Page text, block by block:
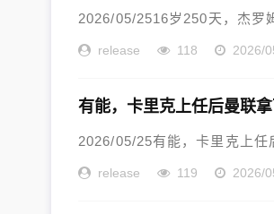
2026/05/2516岁250天，杰罗
release 118 2026/
有能，卡里克上任后曼联
2026/05/25有能，卡里克上
release 119 2026/